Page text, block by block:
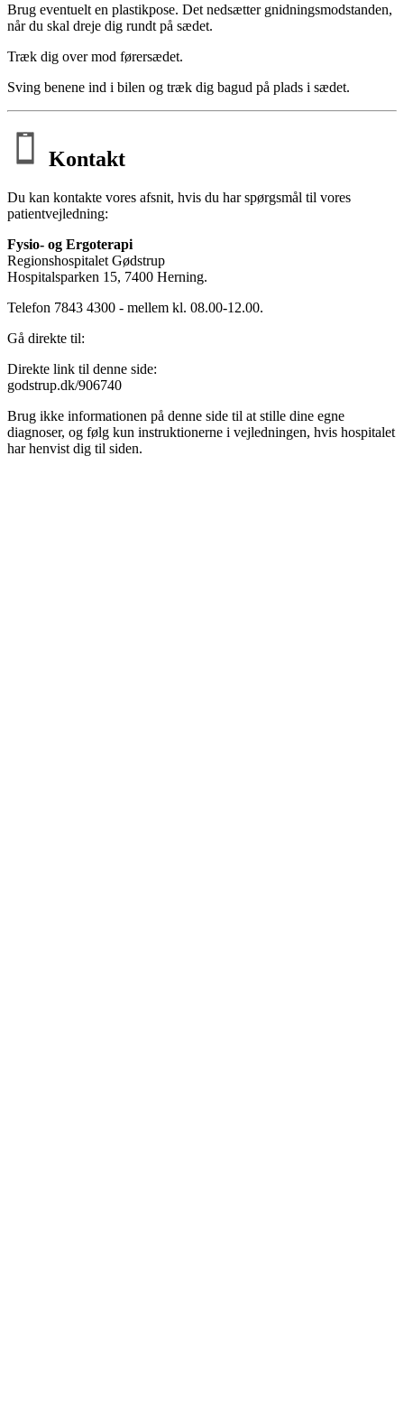
Brug eventuelt en plastikpose. Det nedsætter gnidningsmodstanden,
når du skal dreje dig rundt på sædet.
Træk dig over mod førersædet.
Sving benene ind i bilen og træk dig bagud på plads i sædet.
Kontakt
Du kan kontakte vores afsnit, hvis du har spørgsmål til vores
patientvejledning:
Fysio- og Ergoterapi
Regionshospitalet Gødstrup
Hospitalsparken 15, 7400 Herning.
Telefon 7843 4300 - mellem kl. 08.00-12.00.
Gå direkte til:
Direkte link til denne side:
godstrup.dk/906740
Brug ikke informationen på denne side til at stille dine egne
diagnoser, og følg kun instruktionerne i vejledningen, hvis hospitalet
har henvist dig til siden.